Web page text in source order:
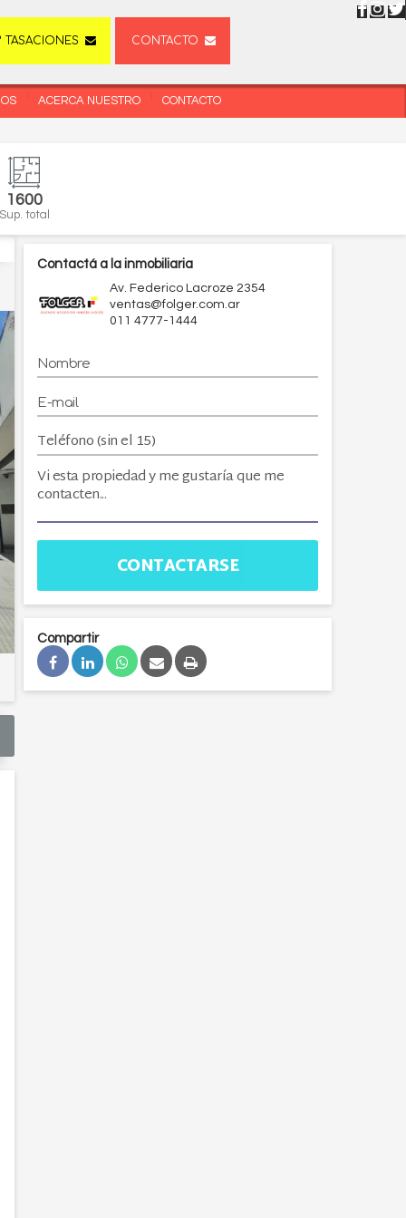
CONTACTO
TASACIONES
ACERCA NUESTRO CONTACTO
1600
Sup. total
Contactá a la inmobiliaria
Av. Federico Lacroze 2354
ventas@folger.com.ar
011 4777-1444
CONTACTARSE
Compartir